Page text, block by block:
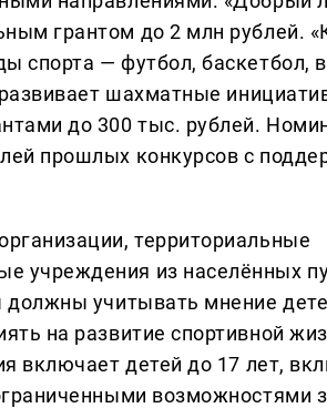
грантом до 2 млн рублей.
спорта — футбол, баскетбол,
шахматные
до 300 тыс. рублей.
прошлых конкурсов с
территориальные
учреждения из населённых
учитывать мнение
на развитие спортивной
включает детей до 17 лет,
возможностями